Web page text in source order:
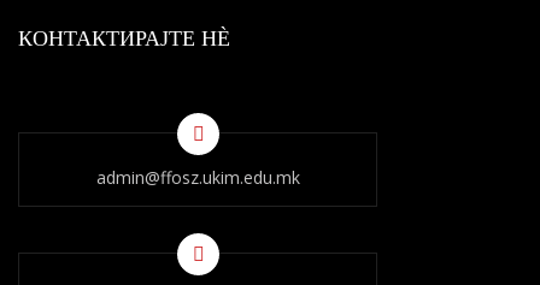
КОНТАКТИРАЈТЕ НÈ
admin@ffosz.ukim.edu.mk